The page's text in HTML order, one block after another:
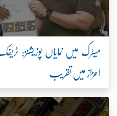
میٹرک میں نمایاں پوزیشنز:
اعزاز میں تقریب